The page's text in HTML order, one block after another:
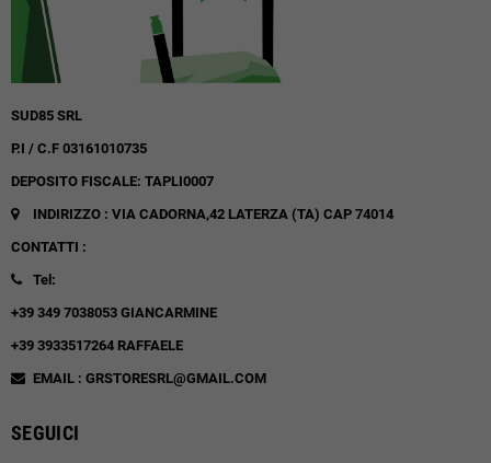
SUD85 SRL
P.I / C.F 03161010735
DEPOSITO FISCALE: TAPLI0007
INDIRIZZO : VIA CADORNA,42 LATERZA (TA) CAP 74014
CONTATTI :
Tel:
+39 349 7038053 GIANCARMINE
+39 3933517264 RAFFAELE
EMAIL : GRSTORESRL@GMAIL.COM
SEGUICI